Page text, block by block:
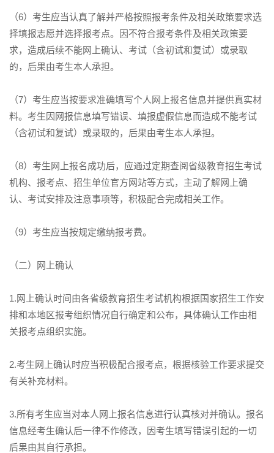
（6）考生应当认真了解并严格按照报考条件及相关政策要求选
择填报志愿并选择报考点。因不符合报考条件及相关政策要
求，造成后续不能网上确认、考试（含初试和复试）或录取
的，后果由考生本人承担。
（7）考生应当按要求准确填写个人网上报名信息并提供真实材
料。考生因网报信息填写错误、填报虚假信息而造成不能考试
（含初试和复试）或录取的，后果由考生本人承担。
（8）考生网上报名成功后，应通过定期查阅省级教育招生考试
机构、报考点、招生单位官方网站等方式，主动了解网上确
认、考试安排及注意事项等，积极配合完成相关工作。
（9）考生应当按规定缴纳报考费。
（二）网上确认
1.网上确认时间由各省级教育招生考试机构根据国家招生工作安
排和本地区报考组织情况自行确定和公布，具体确认工作由相
关报考点组织实施。
2.考生网上确认时应当积极配合报考点，根据核验工作要求提交
有关补充材料。
3.所有考生应当对本人网上报名信息进行认真核对并确认。报名
信息经考生确认后一律不作修改，因考生填写错误引起的一切
后果由其自行承担。